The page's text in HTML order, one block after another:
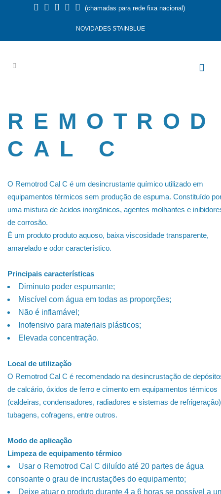
(chamadas para rede fixa nacional)
NOVIDADES STAINBLUE
REMOTROD
CAL C
O Remotrod Cal C é um desincrustante químico utilizado em
equipamentos térmicos sem produção de espuma. Constituído
uma mistura de ácidos inorgânicos, agentes molhantes e
de corrosão.
É um produto produto aquoso, baixa viscosidade transparente,
amarelado e odor característico.
Principais características
Diminuto poder espumante;
Miscível com água em todas as proporções;
Não é inflamável;
Inofensivo para materiais plásticos;
Elevada concentração.
Local de utilização
O Remotrod Cal C é recomendado na desincrustação de
de calcário, óxidos de ferro e cimento em equipamentos térmicos
(caldeiras, condensadores, radiadores e sistemas de
tubagens, cofragens, entre outros.
Modo de aplicação
Limpeza de equipamento térmico
Usar o Remotrod Cal C diluído até 20 partes de água
consoante o grau de incrustações do equipamento;
Deixe atuar o produto durante 4 a 6 horas se possível a